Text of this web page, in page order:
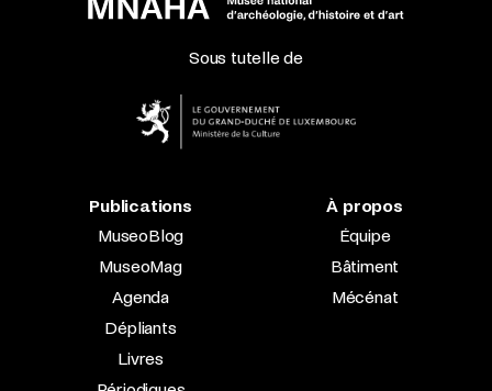
Sous tutelle de
Publications
MuseoBlog
MuseoMag
Agenda
Dépliants
Livres
À propos
Équipe
Bâtiment
Mécénat